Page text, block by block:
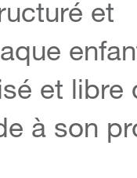
et
et libre
à son